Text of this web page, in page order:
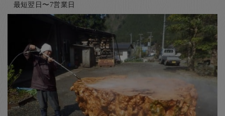
最短翌日〜7営業日